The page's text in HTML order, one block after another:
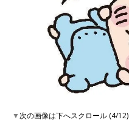
▼次の画像は下へスクロール (4/12)